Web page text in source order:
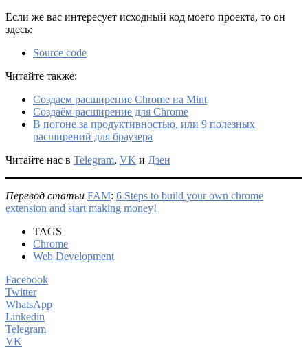
Если же вас интересует исходный код моего проекта, то он
здесь:
Source code
Читайте также:
Создаем расширение Chrome на Mint
Создаём расширение для Chrome
В погоне за продуктивностью, или 9 полезных
расширений для браузера
Читайте нас в Telegram, VK и Дзен
Перевод статьи FAM: 6 Steps to build your own chrome
extension and start making money!
TAGS
Chrome
Web Development
Facebook
Twitter
WhatsApp
Linkedin
Telegram
VK